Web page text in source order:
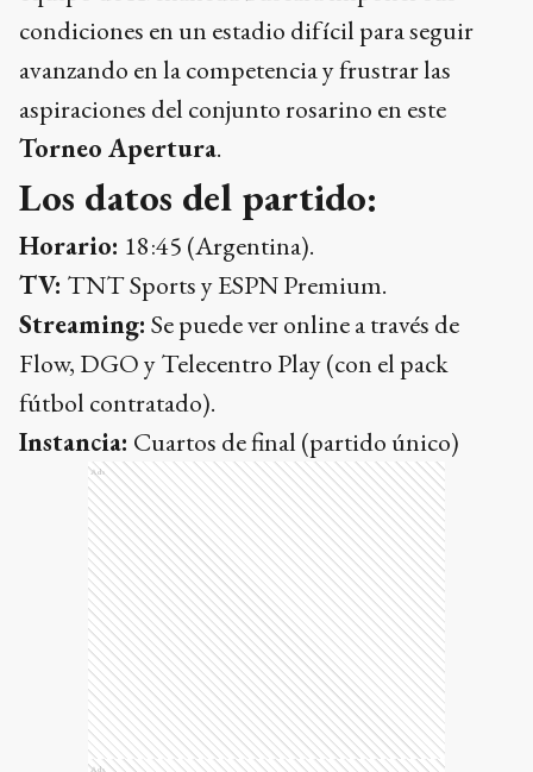
condiciones en un estadio difícil para seguir
avanzando en la competencia y frustrar las
aspiraciones del conjunto rosarino en este
Torneo Apertura.
Los datos del partido:
Horario: 18:45 (Argentina).
TV: TNT Sports y ESPN Premium.
Streaming: Se puede ver online a través de
Flow, DGO y Telecentro Play (con el pack
fútbol contratado).
Instancia: Cuartos de final (partido único)
Ads
Ads